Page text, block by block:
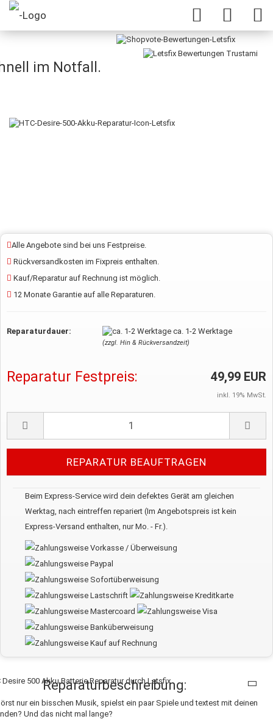
im Notfall.
HTC Desire 500 Akku Reparatur
Alle Angebote sind bei uns Festpreise.
Rückversandkosten im Fixpreis enthalten.
Kauf/Reparatur auf Rechnung ist möglich.
12 Monate Garantie auf alle Reparaturen.
Reparaturdauer: ca. 1-2 Werktage
(zzgl. Hin & Rückversandzeit)
Reparatur Festpreis: 49,99 EUR
inkl. 19% MwSt.
Beim Express-Service wird dein defektes Gerät am gleichen
Werktag, nach eintreffen repariert (Im Angebotspreis ist kein
Express-Versand enthalten, nur Mo. - Fr.).
Reparaturbeschreibung:
Desire 500 Akku Batterie Reparatur durch Letsfix.
nur ein bisschen Musik, spielst ein paar Spiele und textest mit deinen
Und das nicht mal lange?